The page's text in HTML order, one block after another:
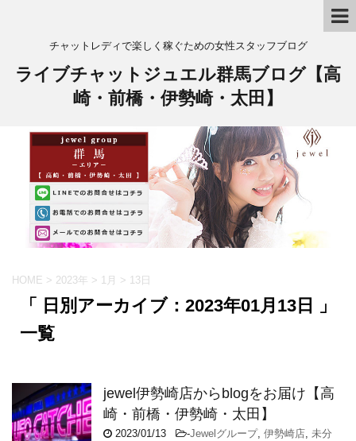
チャットレディで楽しく稼ぐための女性スタッフブログ
ライブチャットジュエル群馬ブログ【高
崎・前橋・伊勢崎・太田】
HOME > 2023年 > 1月 > 13日
「 日別アーカイブ：2023年01月13日 」
一覧
jewel伊勢崎店からblogをお届け【高
崎・前橋・伊勢崎・太田】
2023/01/13 -Jewelグループ, 伊勢崎店, 未分